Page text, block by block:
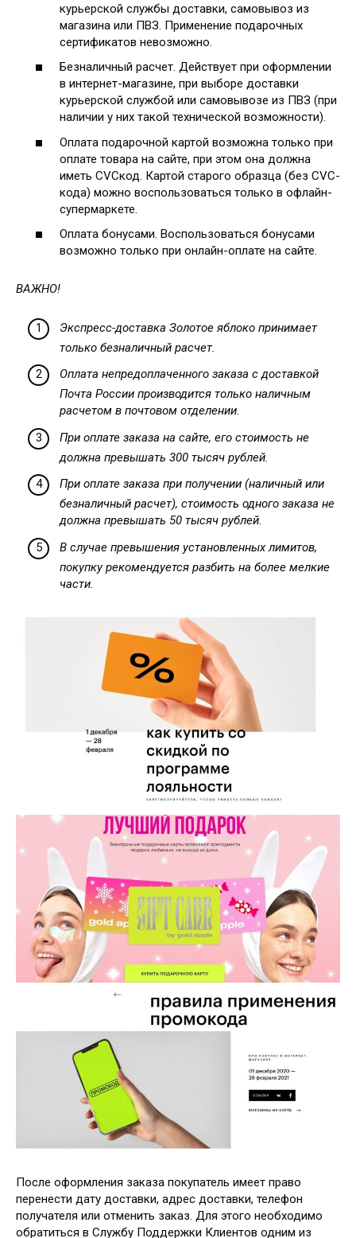
курьерской службы доставки, самовывоз из
магазина или ПВЗ. Применение подарочных
сертификатов невозможно.
Безналичный расчет. Действует при оформлении
в интернет-магазине, при выборе доставки
курьерской службой или самовывозе из ПВЗ (при
наличии у них такой технической возможности).
Оплата подарочной картой возможна только при
оплате товара на сайте, при этом она должна
иметь CVCкод. Картой старого образца (без CVC-
кода) можно воспользоваться только в офлайн-
супермаркете.
Оплата бонусами. Воспользоваться бонусами
возможно только при онлайн-оплате на сайте.
ВАЖНО!
Экспресс-доставка Золотое яблоко принимает
только безналичный расчет.
Оплата непредоплаченного заказа с доставкой
Почта России производится только наличным
расчетом в почтовом отделении.
При оплате заказа на сайте, его стоимость не
должна превышать 300 тысяч рублей.
При оплате заказа при получении (наличный или
безналичный расчет), стоимость одного заказа не
должна превышать 50 тысяч рублей.
В случае превышения установленных лимитов,
покупку рекомендуется разбить на более мелкие
части.
После оформления заказа покупатель имеет право
перенести дату доставки, адрес доставки, телефон
получателя или отменить заказ. Для этого необходимо
обратиться в Службу Поддержки Клиентов одним из